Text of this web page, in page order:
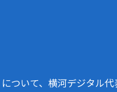
いて、横河デジタル